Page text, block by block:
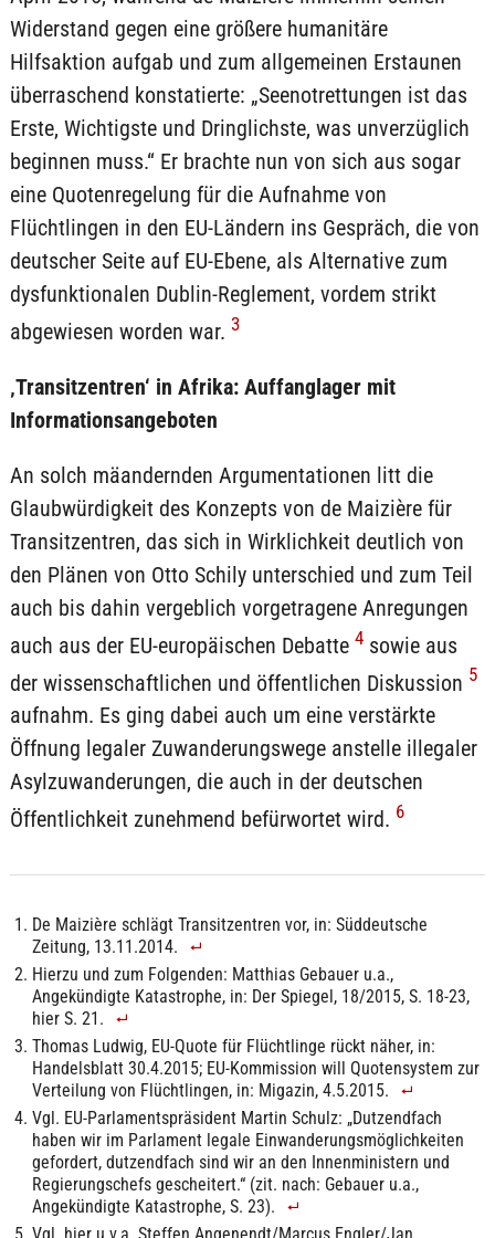
Widerstand gegen eine größere humanitäre
Hilfsaktion aufgab und zum allgemeinen Erstaunen
überraschend konstatierte: „Seenotrettungen ist das
Erste, Wichtigste und Dringlichste, was unverzüglich
beginnen muss.“ Er brachte nun von sich aus sogar
eine Quotenregelung für die Aufnahme von
Flüchtlingen in den EU-Ländern ins Gespräch, die von
deutscher Seite auf EU-Ebene, als Alternative zum
dysfunktionalen Dublin-Reglement, vordem strikt
abgewiesen worden war. 3
‚Transitzentren‘ in Afrika: Auffanglager mit
Informationsangeboten
An solch mäandernden Argumentationen litt die
Glaubwürdigkeit des Konzepts von de Maizière für
Transitzentren, das sich in Wirklichkeit deutlich von
den Plänen von Otto Schily unterschied und zum Teil
auch bis dahin vergeblich vorgetragene Anregungen
auch aus der EU-europäischen Debatte 4sowie aus
der wissenschaftlichen und öffentlichen Diskussion 5
aufnahm. Es ging dabei auch um eine verstärkte
Öffnung legaler Zuwanderungswege anstelle illegaler
Asylzuwanderungen, die auch in der deutschen
Öffentlichkeit zunehmend befürwortet wird. 6
De Maizière schlägt Transitzentren vor, in: Süddeutsche
Zeitung, 13.11.2014.
Hierzu und zum Folgenden: Matthias Gebauer u.a.,
Angekündigte Katastrophe, in: Der Spiegel, 18/2015, S. 18-23,
hier S. 21.
Thomas Ludwig, EU-Quote für Flüchtlinge rückt näher, in:
Handelsblatt 30.4.2015; EU-Kommission will Quotensystem zur
Verteilung von Flüchtlingen, in: Migazin, 4.5.2015.
Vgl. EU-Parlamentspräsident Martin Schulz: „Dutzendfach
haben wir im Parlament legale Einwanderungsmöglichkeiten
gefordert, dutzendfach sind wir an den Innenministern und
Regierungschefs gescheitert.“ (zit. nach: Gebauer u.a.,
Angekündigte Katastrophe, S. 23).